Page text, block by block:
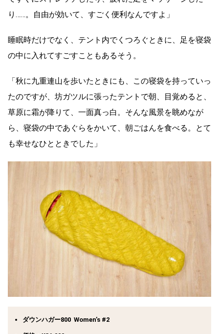
り……。自由が効いて、すごく便利なんですよ」
睡眠時だけでなく、テント内でくつろぐときに、足を寝袋
の中に入れてすごすこともあるそう。
「秋に九重連山を歩いたときにも、この寝袋を持っていっ
たのですが、坊ガツルに張ったテントで朝、目覚めると、
草原に霜が降りて、一面真っ白。そんな風景を眺めなが
ら、寝袋の中であぐらをかいて、朝ごはんを食べる。とて
も幸せなひとときでした」
ダウンハガー800 Women’s #2